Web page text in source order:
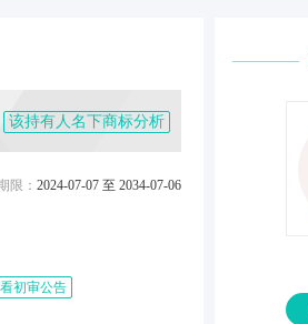
该持有人名下商标分析
限： 2024-07-07 至 2034-07-06
初审公告